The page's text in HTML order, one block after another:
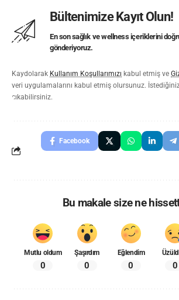
Bültenimize Kayıt Olun!
En son sağlık ve wellness içeriklerini
gönderiyoruz.
Kaydolarak Kullanım Koşullarımızı kabul etmiş ve
veri uygulamalarını kabul etmiş olursunuz.
çıkabilirsiniz.
Facebook
Bu makale size ne
Mutlu oldum
0
Şaşırdım
0
Eğlendim
0 0